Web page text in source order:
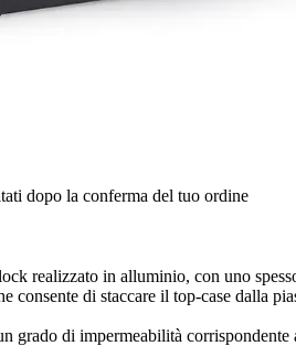
dopo la conferma del tuo ordine
realizzato in alluminio, con uno
consente di staccare il top-case dalla
grado di impermeabilità